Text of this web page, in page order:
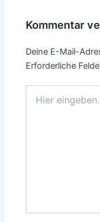
Kommentar
Deine E-Mail-
Erforderliche
eingeben…